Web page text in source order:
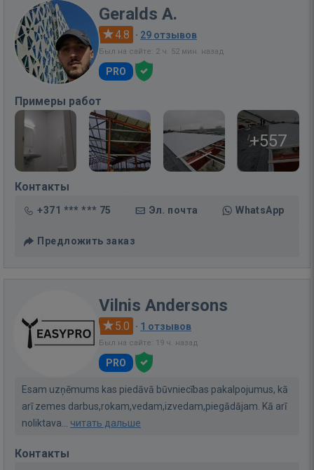
Geralds A.
4.8 · 29 отзывов
Был на сайте: 2 ч. 52 мин. назад
PRO
Примеры работ
+557
Контакты
+371 *** *** 75 Эл. почта WhatsApp
Предложить заказ
Vilnis Andersons
5.0 · 1 отзывов
Был на сайте: 19 ч. назад
PRO
Esam uzņēmums kas piedāvā būvniecības pakalpojumus, kā
arī zemes darbus,rokam,vedam,izvedam,piegādājam. Kā arī
noliktava... читать дальше
Контакты